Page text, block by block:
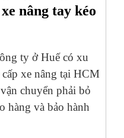
nâng tay kéo
ty ở Huế có xu
xe nâng tại HCM
chuyển phải bỏ
hàng và bảo hành